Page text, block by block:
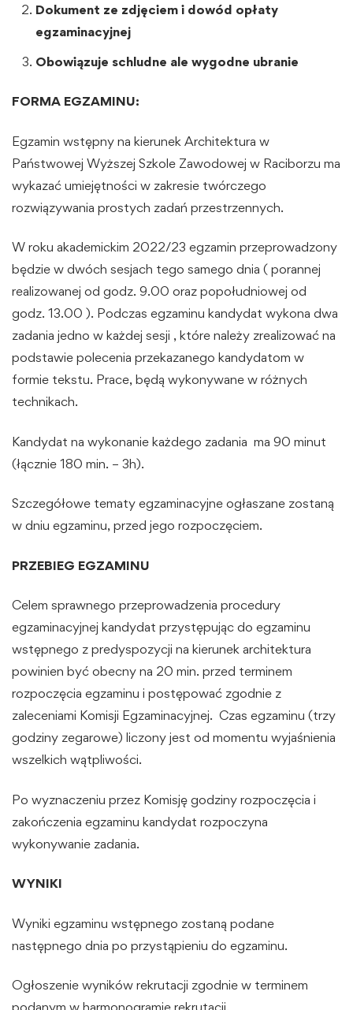
Dokument ze zdjęciem i dowód opłaty
egzaminacyjnej
Obowiązuje schludne ale wygodne ubranie
FORMA EGZAMINU:
Egzamin wstępny na kierunek Architektura w
Państwowej Wyższej Szkole Zawodowej w Raciborzu ma
wykazać umiejętności w zakresie twórczego
rozwiązywania prostych zadań przestrzennych.
W roku akademickim 2022/23 egzamin przeprowadzony
będzie w dwóch sesjach tego samego dnia ( porannej
realizowanej od godz. 9.00 oraz popołudniowej od
godz. 13.00 ). Podczas egzaminu kandydat wykona dwa
zadania jedno w każdej sesji , które należy zrealizować na
podstawie polecenia przekazanego kandydatom w
formie tekstu. Prace, będą wykonywane w różnych
technikach.
Kandydat na wykonanie każdego zadania ma 90 minut
(łącznie 180 min. – 3h).
Szczegółowe tematy egzaminacyjne ogłaszane zostaną
w dniu egzaminu, przed jego rozpoczęciem.
PRZEBIEG EGZAMINU
Celem sprawnego przeprowadzenia procedury
egzaminacyjnej kandydat przystępując do egzaminu
wstępnego z predyspozycji na kierunek architektura
powinien być obecny na 20 min. przed terminem
rozpoczęcia egzaminu i postępować zgodnie z
zaleceniami Komisji Egzaminacyjnej. Czas egzaminu (trzy
godziny zegarowe) liczony jest od momentu wyjaśnienia
wszelkich wątpliwości.
Po wyznaczeniu przez Komisję godziny rozpoczęcia i
zakończenia egzaminu kandydat rozpoczyna
wykonywanie zadania.
WYNIKI
Wyniki egzaminu wstępnego zostaną podane
następnego dnia po przystąpieniu do egzaminu.
Ogłoszenie wyników rekrutacji zgodnie w terminem